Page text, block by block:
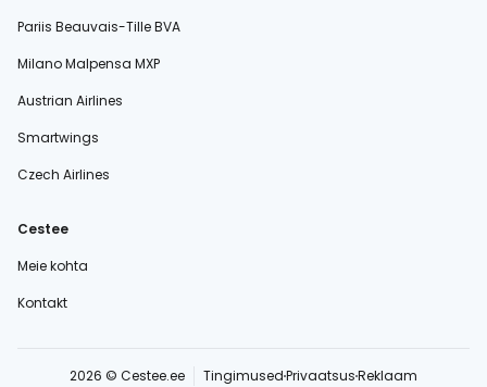
Pariis Beauvais-Tille BVA
Milano Malpensa MXP
Austrian Airlines
Smartwings
Czech Airlines
Cestee
Meie kohta
Kontakt
2026 © Cestee.ee TingimusedPrivaatsusReklaam